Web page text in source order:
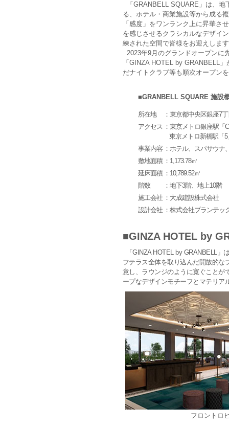
「GRANBELL SQUARE」は、地
る、ホテル・商業施設等から成る
「感度」をワンランク上に昇華さ
を感じさせるクラシカルなデザイ
練された空間で皆様をお迎えしま
2023年9月のグランドオープンに
「GINZA HOTEL by GRANBELL
だナイトクラブ等も順次オープン
■GRANBELL SQUARE 施設
所在地
：東京都中央区銀座7
アクセス ：東京メトロ銀座駅「
東京メトロ新橋駅「5
事業内容 ：ホテル、スパサウナ
敷地面積 ：1,173.78㎡
延床面積 ：10,789.52㎡
階数
：地下3階、地上10階
施工会社 ：大成建設株式会社
設計会社 ：株式会社プランテッ
■GINZA HOTEL by
「GINZA HOTEL by GRANBELL
フテラス全体を取り込んだ開放的な
意し、ラウンジのように寛ぐことが
ープなデザインモチーフとマテリア
フロントロ